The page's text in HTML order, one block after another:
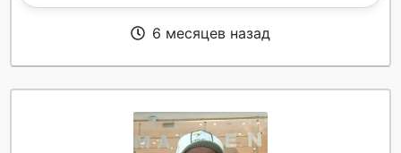
6 месяцев назад